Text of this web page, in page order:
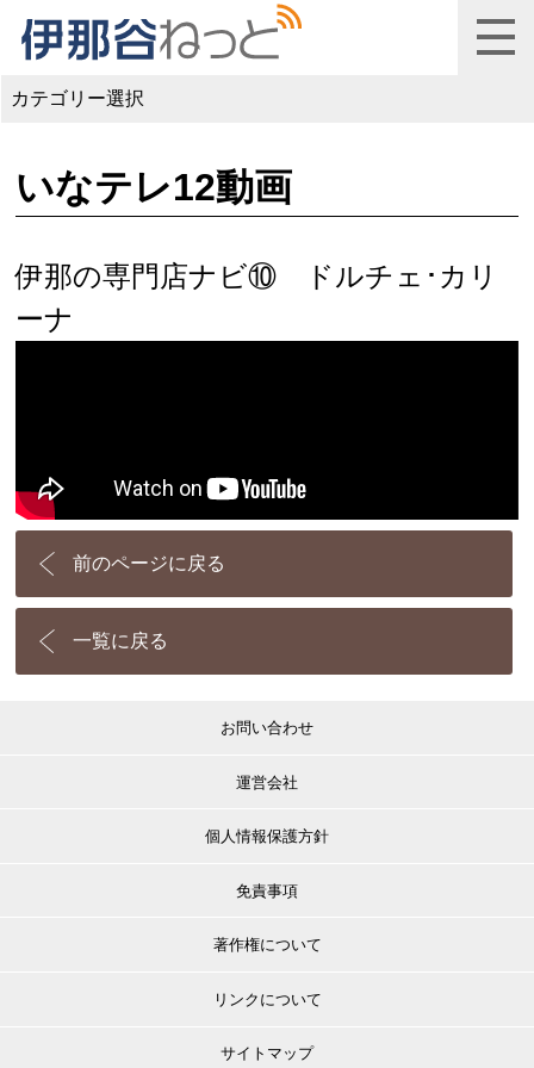
カテゴリー選択
いなテレ12動画
伊那の専門店ナビ⑩ ドルチェ･カリ
ーナ
前のページに戻る
一覧に戻る
お問い合わせ
運営会社
個人情報保護方針
免責事項
著作権について
リンクについて
サイトマップ